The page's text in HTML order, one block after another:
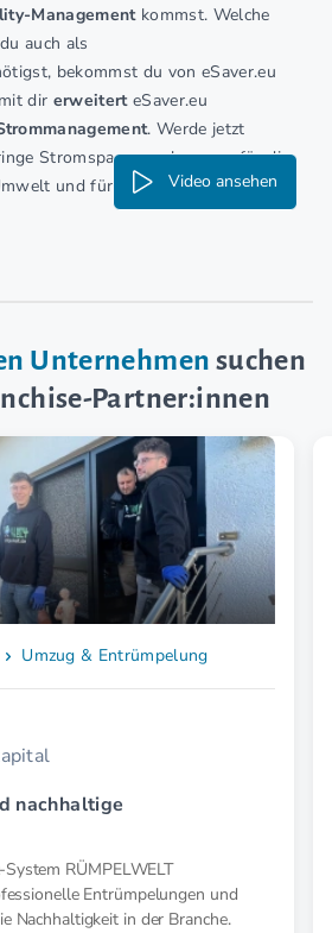
Managementkommst. Welche
du auch als
bekommst du von eSaver.eu
dir erweiterteSaver.eu
. Werde jetzt
Stromsparen nach vorn – für die
und für dich!
Video ansehen
Unternehmen suchen
Partner:innen
Umzug & Entrümpelung
nachhaltige
RÜMPELWELT
Entrümpelungen und
Nachhaltigkeit in der Branche.